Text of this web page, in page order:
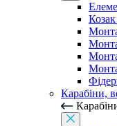
Карабіни,